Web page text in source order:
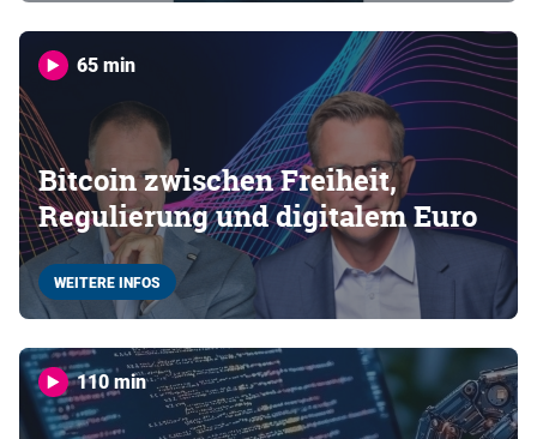
65 min
Bitcoin zwischen Freiheit,
Regulierung und digitalem Euro
WEITERE INFOS
110 min